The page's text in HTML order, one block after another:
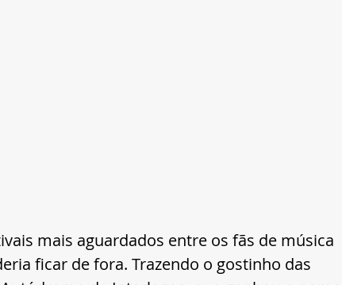
mais aguardados entre os fãs de música
ficar de fora. Trazendo o gostinho das